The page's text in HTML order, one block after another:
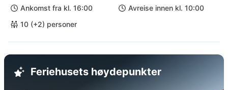
Ankomst fra kl. 16:00
Avreise innen kl. 10:00
10 (+2) personer
Feriehusets høydepunkter